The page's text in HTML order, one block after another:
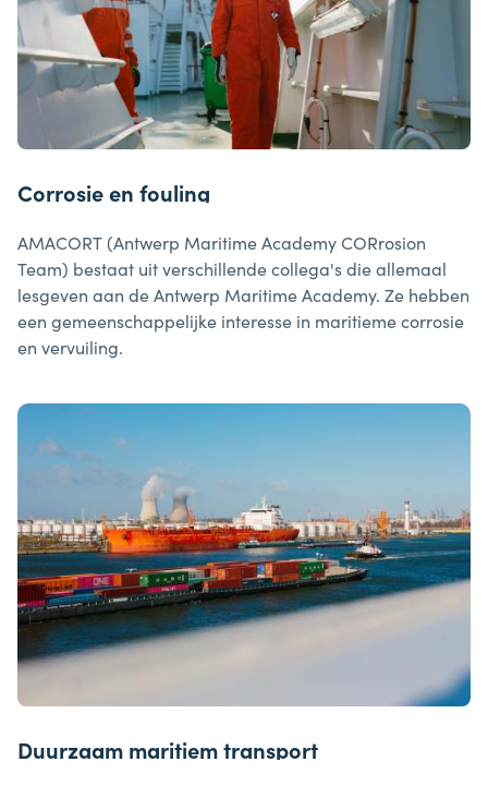
Corrosie en fouling
AMACORT (Antwerp Maritime Academy CORrosion
Team) bestaat uit verschillende collega's die allemaal
lesgeven aan de Antwerp Maritime Academy. Ze hebben
een gemeenschappelijke interesse in maritieme corrosie
en vervuiling.
Duurzaam maritiem transport